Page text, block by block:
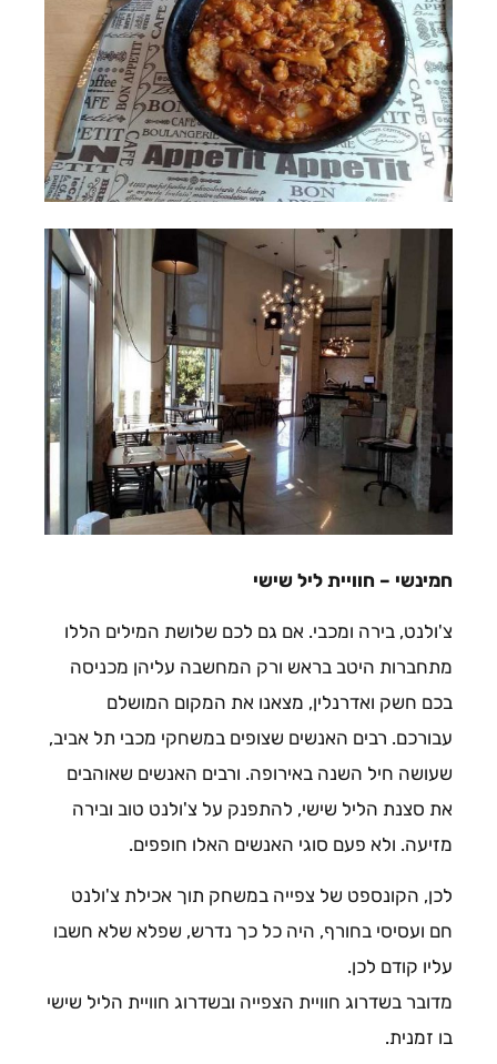
חמינשי – חוויית ליל שישי
צ'ולנט, בירה ומכבי. אם גם לכם שלושת המילים הללו
מתחברות היטב בראש ורק המחשבה עליהן מכניסה
בכם חשק ואדרנלין, מצאנו את המקום המושלם
עבורכם. רבים האנשים שצופים במשחקי מכבי תל אביב,
שעושה חיל השנה באירופה. ורבים האנשים שאוהבים
את סצנת הליל שישי, להתפנק על צ'ולנט טוב ובירה
מזיעה. ולא פעם סוגי האנשים האלו חופפים.
לכן, הקונספט של צפייה במשחק תוך אכילת צ'ולנט
חם ועסיסי בחורף, היה כל כך נדרש, שפלא שלא חשבו
עליו קודם לכן.
מדובר בשדרוג חוויית הצפייה ובשדרוג חוויית הליל שישי
בו זמנית.